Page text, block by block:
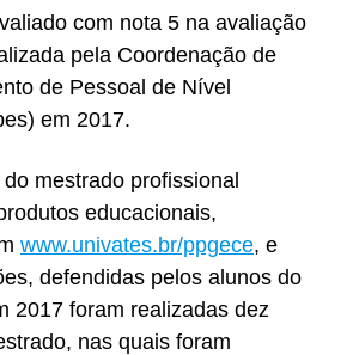
com nota 5 na avaliação
pela Coordenação de
de Pessoal de Nível
em 2017.
mestrado profissional
educacionais,
www.univates.br/ppgece, e
defendidas pelos alunos do
2017 foram realizadas dez
nas quais foram